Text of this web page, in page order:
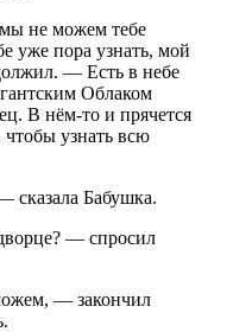
не можем тебе
уже пора узнать, мой
— Есть в небе
Облаком
В нём-то и прячется
узнать всю
сказала Бабушка.
— спросил
— закончил